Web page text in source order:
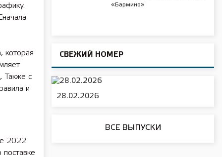
которая
Также с
и
2022
«Бармино»
СВЕЖИЙ НОМЕР
28.02.2026
ВСЕ ВЫПУСКИ